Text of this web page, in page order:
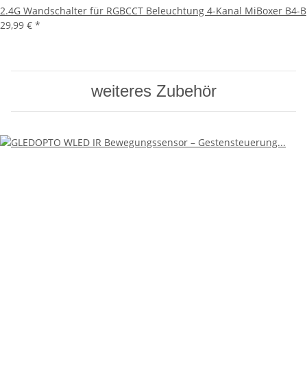
2.4G Wandschalter für RGBCCT Beleuchtung 4-Kanal MiBoxer B4-B
29,99 € *
weiteres Zubehör